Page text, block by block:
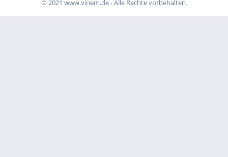
© 2021 www.vinem.de - Alle Rechte vorbehalten.